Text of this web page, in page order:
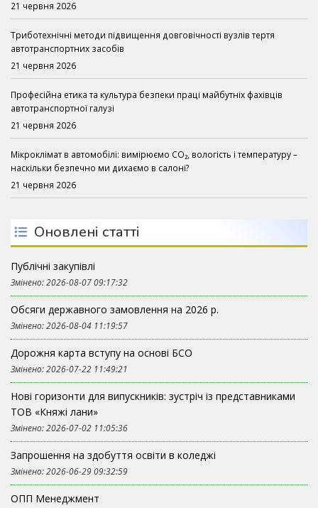
21 червня 2026
Триботехнічні методи підвищення довговічності вузлів тертя
автотранспортних засобів
21 червня 2026
Професійна етика та культура безпеки праці майбутніх фахівців
автотранспортної галузі
21 червня 2026
Мікроклімат в автомобілі: вимірюємо CO₂, вологість і температуру –
наскільки безпечно ми дихаємо в салоні?
21 червня 2026
Оновлені статті
Публічні закупівлі
Змінено: 2026-08-07 09:17:32
Обсяги державного замовлення на 2026 р.
Змінено: 2026-08-04 11:19:57
Дорожня карта вступу на основі БСО
Змінено: 2026-07-22 11:49:21
Нові горизонти для випускників: зустріч із представниками
ТОВ «Княжі лани»
Змінено: 2026-07-02 11:05:36
Запрошення на здобуття освіти в коледжі
Змінено: 2026-06-29 09:32:59
ОПП Менеджмент